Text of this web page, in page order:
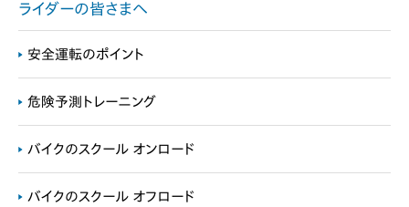
ライダーの皆さまへ
安全運転のポイント
危険予測トレーニング
バイクのスクール オンロード
バイクのスクール オフロード